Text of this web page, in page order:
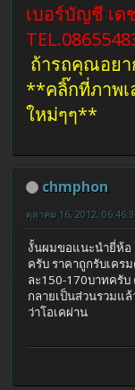
เบอร์บัญชี เด
ถ้ารถคุณอยา
**คลิ๊กที่ภาพ
ใหม่ๆๆ**
chmphon
ตุลาคม 16, 2012,
งั้นผมขอแนะนำยี่ห้อ
ครับ ราคาถูกรับเค
ละ150-170บาทครั
กลายเป็นส่วนรวมแ
ว่าโอเคผ่าน